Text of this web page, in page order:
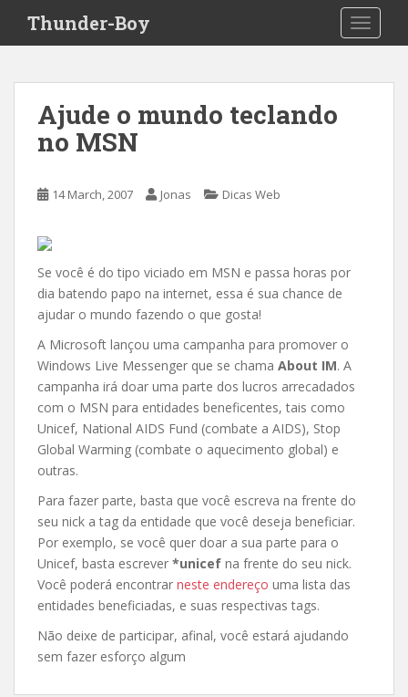
i
Thunder-Boy
Ajude o mundo teclando
no MSN
14 March, 2007 Jonas Dicas Web
Se você é do tipo viciado em MSN e passa horas por
dia batendo papo na internet, essa é sua chance de
ajudar o mundo fazendo o que gosta!
A Microsoft lançou uma campanha para promover o
Windows Live Messenger que se chama About IM. A
campanha irá doar uma parte dos lucros arrecadados
com o MSN para entidades beneficentes, tais como
Unicef, National AIDS Fund (combate a AIDS), Stop
Global Warming (combate o aquecimento global) e
outras.
Para fazer parte, basta que você escreva na frente do
seu nick a tag da entidade que você deseja beneficiar.
Por exemplo, se você quer doar a sua parte para o
Unicef, basta escrever *unicef na frente do seu nick.
Você poderá encontrar neste endereço uma lista das
entidades beneficiadas, e suas respectivas tags.
Não deixe de participar, afinal, você estará ajudando
sem fazer esforço algum